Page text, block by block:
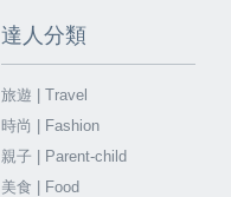
達人分類
旅遊 | Travel
時尚 | Fashion
親子 | Parent-child
美食 | Food